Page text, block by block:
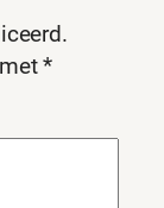
met*